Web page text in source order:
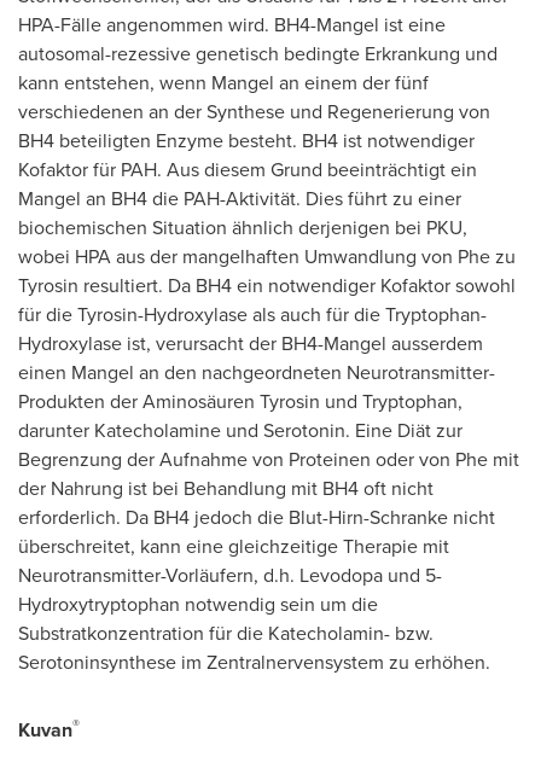
HPA-Fälle angenommen wird. BH4-Mangel ist eine
autosomal-rezessive genetisch bedingte Erkrankung und
kann entstehen, wenn Mangel an einem der fünf
verschiedenen an der Synthese und Regenerierung von
BH4 beteiligten Enzyme besteht. BH4 ist notwendiger
Kofaktor für PAH. Aus diesem Grund beeinträchtigt ein
Mangel an BH4 die PAH-Aktivität. Dies führt zu einer
biochemischen Situation ähnlich derjenigen bei PKU,
wobei HPA aus der mangelhaften Umwandlung von Phe zu
Tyrosin resultiert. Da BH4 ein notwendiger Kofaktor sowohl
für die Tyrosin-Hydroxylase als auch für die Tryptophan-
Hydroxylase ist, verursacht der BH4-Mangel ausserdem
einen Mangel an den nachgeordneten Neurotransmitter-
Produkten der Aminosäuren Tyrosin und Tryptophan,
darunter Katecholamine und Serotonin. Eine Diät zur
Begrenzung der Aufnahme von Proteinen odervon Phe mit
der Nahrung ist bei Behandlung mit BH4 oft nicht
erforderlich. Da BH4 jedoch die Blut-Hirn-Schranke nicht
überschreitet, kann eine gleichzeitige Therapie mit
Neurotransmitter-Vorläufern, d.h. Levodopa und 5-
Hydroxytryptophan notwendig sein um die
Substratkonzentration für die Katecholamin- bzw.
Serotoninsynthese im Zentralnervensystem zu erhöhen.
Kuvan®